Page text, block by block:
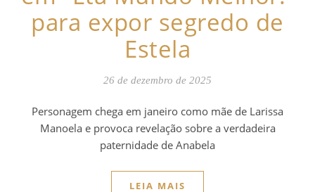
para expor segredo de
Estela
26 de dezembro de 2025
Personagem chega em janeiro como mãe de Larissa
Manoela e provoca revelação sobre a verdadeira
paternidade de Anabela
LEIA MAIS